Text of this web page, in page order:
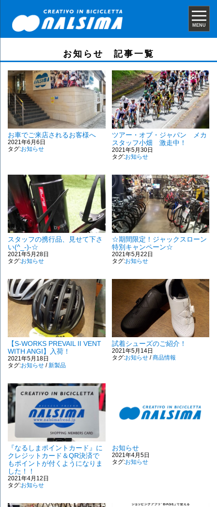
MENU
お知らせ 記事一覧
お車でご来店されるお客様へ
2021年6月6日
タグ:お知らせ
ツアー・オブ・ジャパン メカ
スタッフ小畑 激走中！
2021年5月30日
タグ:お知らせ
スタッフの携行品、見せて下さ
い(^_-)-☆
2021年5月28日
タグ:お知らせ
☆期間限定！ジャックスローン
特別キャンペーン☆
2021年5月22日
タグ:お知らせ
【S-WORKS PREVAIL II VENT
WITH ANGI】入荷！
2021年5月18日
タグ:お知らせ/新製品
試着シューズのご紹介！
2021年5月14日
タグ:お知らせ/商品情報
『なるしまポイントカード』に
クレジットカード＆QR決済で
もポイントが付くようになりま
した！！
2021年4月12日
タグ:お知らせ
お知らせ
2021年4月5日
タグ:お知らせ